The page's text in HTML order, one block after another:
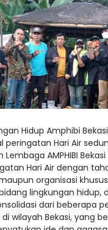
Hidup Amphibi
peringatan Hari Air
AMPHIBI
Hari Air dengan
organisasi
lingkungan hidup,
dari beberapa
wilayah Bekasi, yang